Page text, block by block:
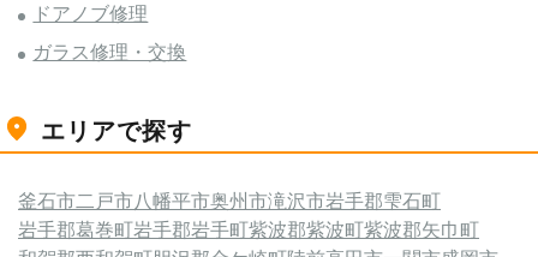
ドアノブ修理
ガラス修理・交換
エリアで探す
釜石市二戸市八幡平市奥州市滝沢市岩手郡雫石町
岩手郡葛巻町岩手郡岩手町紫波郡紫波町紫波郡矢巾町